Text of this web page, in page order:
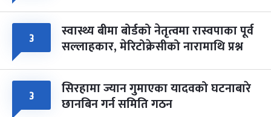
३ स्वास्थ्य बीमा बोर्डको नेतृत्वमा रास्वपाका पूर्व
सल्लाहकार, मेरिटोक्रेसीको नारामाथि प्रश्न
३ सिरहामा ज्यान गुमाएका यादवको घटनाबारे
छानबिन गर्न समिति गठन